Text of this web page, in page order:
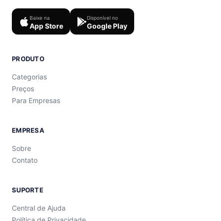
Baixe na
App Store
Disponível no
Google Play
PRODUTO
Categorias
Preços
Para Empresas
EMPRESA
Sobre
Contato
SUPORTE
Central de Ajuda